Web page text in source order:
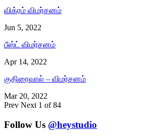
விக்ரம் விமர்சனம்
Jun 5, 2022
பீஸ்ட் விமர்சனம்
Apr 14, 2022
குதிரைவால் – விமர்சனம்
Mar 20, 2022
Prev Next 1 of 84
Follow Us @heystudio